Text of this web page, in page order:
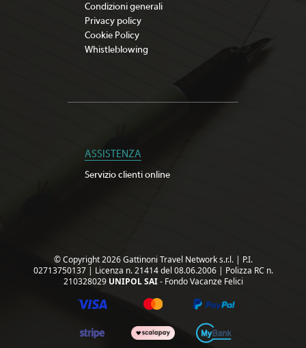
Condizioni generali
Privacy policy
Cookie Policy
Whistleblowing
ASSISTENZA
Servizio clienti online
© Copyright 2026 Gattinoni Travel Network s.r.l. | P.I.
02713750137 | Licenza n. 21414 del 08.06.2006 | Polizza RC n.
210328029 UNIPOL SAI- Fondo Vacanze Felici